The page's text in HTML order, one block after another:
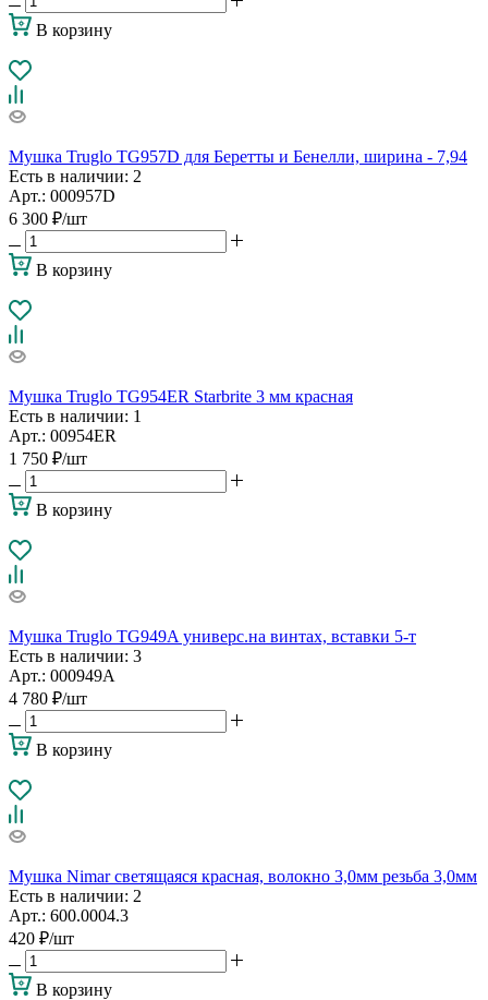
В корзину
Мушка Truglo TG957D для Беретты и Бенелли, ширина - 7,94
Есть в наличии: 2
Арт.: 000957D
6 300 ₽/шт
В корзину
Мушка Truglo TG954ER Starbrite 3 мм красная
Есть в наличии: 1
Арт.: 00954ER
1 750 ₽/шт
В корзину
Мушка Truglo TG949A универс.на винтах, вставки 5-т
Есть в наличии: 3
Арт.: 000949A
4 780 ₽/шт
В корзину
Мушка Nimar светящаяся красная, волокно 3,0мм резьба 3,0мм
Есть в наличии: 2
Арт.: 600.0004.3
420 ₽/шт
В корзину